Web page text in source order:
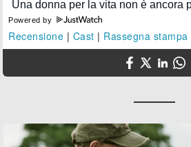
Powered by
Recensione | Cast | Rassegna stampa